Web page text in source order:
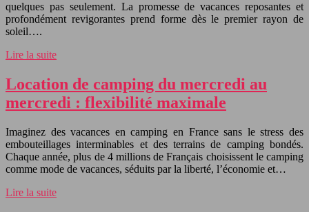
quelques pas seulement. La promesse de vacances reposantes et
profondément revigorantes prend forme dès le premier rayon de
soleil….
Lire la suite
Location de camping du mercredi au
mercredi : flexibilité maximale
Imaginez des vacances en camping en France sans le stress des
embouteillages interminables et des terrains de camping bondés.
Chaque année, plus de 4 millions de Français choisissent le camping
comme mode de vacances, séduits par la liberté, l’économie et…
Lire la suite